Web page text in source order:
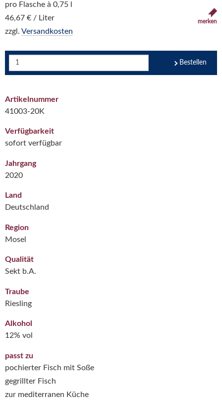
pro Flasche à 0,75 l
46,67 € / Liter
zzgl. Versandkosten
merken
Bestellen
Artikelnummer
41003-20K
Verfügbarkeit
sofort verfügbar
Jahrgang
2020
Land
Deutschland
Region
Mosel
Qualität
Sekt b.A.
Traube
Riesling
Alkohol
12% vol
passt zu
pochierter Fisch mit Soße
gegrillter Fisch
zur mediterranen Küche